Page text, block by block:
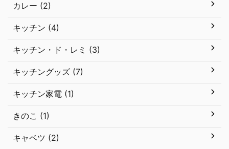
カレー (2)
キッチン (4)
キッチン・ド・レミ (3)
キッチングッズ (7)
キッチン家電 (1)
きのこ (1)
キャベツ (2)